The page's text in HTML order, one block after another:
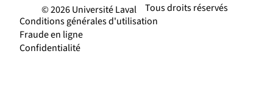
Tous droits réservés
© 2026 Université Laval
Conditions générales d'utilisation
Fraude en ligne
Confidentialité